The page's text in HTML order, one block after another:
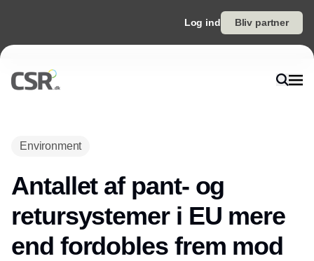
Log ind Bliv partner
Environment
Antallet af pant- og
retursystemer i EU mere
end fordobles frem mod